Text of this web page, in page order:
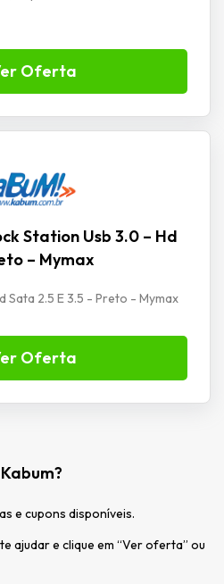
Oferta
Station Usb 3.0 – Hd
– Mymax
Sata 2.5 E 3.5 - Preto - Mymax
Oferta
e cupons disponíveis.
ajudar e clique em “Ver oferta” ou